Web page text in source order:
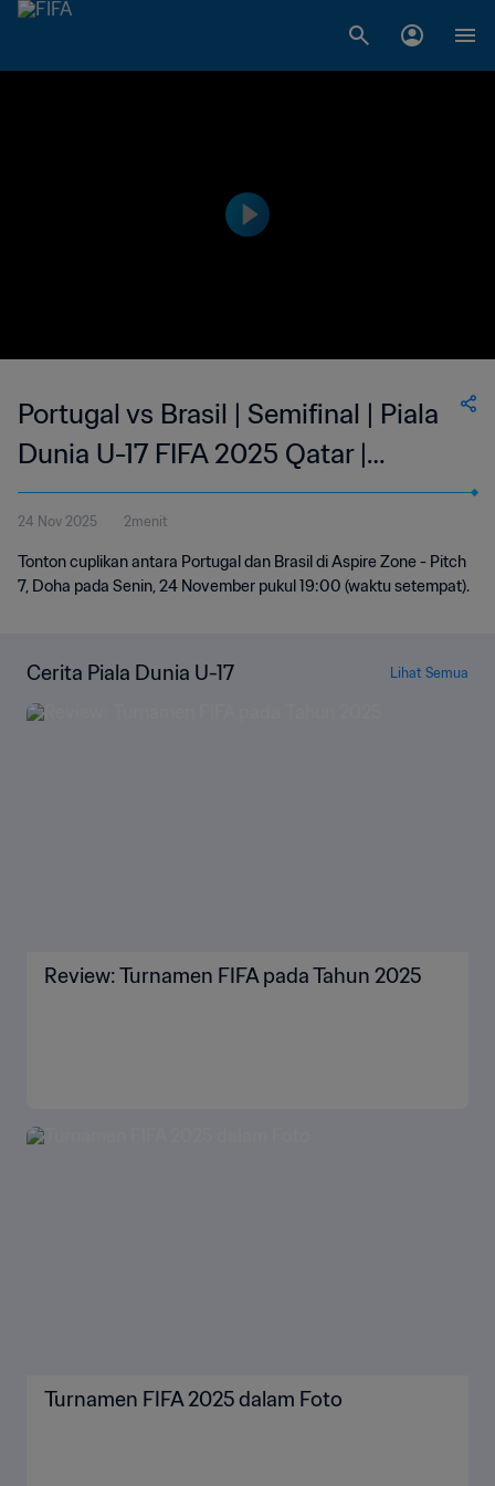
Portugal vs Brasil | Semifinal | Piala
Dunia U-17 FIFA 2025 Qatar |
Cuplikan
24 Nov 2025 2menit
Tonton cuplikan antara Portugal dan Brasil di Aspire Zone - Pitch
7, Doha pada Senin, 24 November pukul 19:00 (waktu setempat).
Cerita Piala Dunia U-17 Lihat Semua
Review: Turnamen FIFA pada Tahun 2025
Turnamen FIFA 2025 dalam Foto